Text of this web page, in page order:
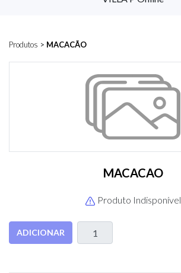
Produtos > MACACÃO
MACACAO
Produto Indisponível
ADICIONAR